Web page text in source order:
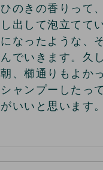
ひのきの香りって
し出して泡立てて
になったような、
んでいきます。久
朝、櫛通りもよか
シャンプーしたっ
がいいと思います